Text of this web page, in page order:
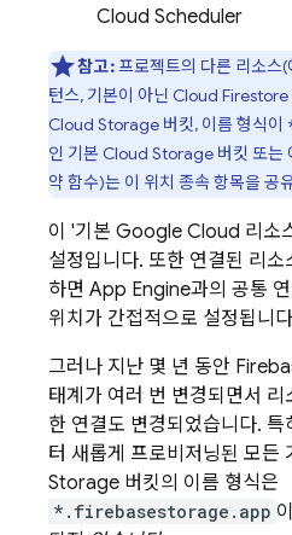
Cloud Scheduler
참고:프로젝트의 다른 리소스
턴스, 기본이 아닌 Cloud Firestore
Cloud Storage 버킷, 이름 형식이
인 기본 Cloud Storage 버킷 또는
약 함수)는 이 위치 종속 항목을 공
이 '기본 Google Cloud 리소
설정입니다. 또한 연결된 리
하면 App Engine과의 공통
위치가 간접적으로 설정됩니
그러나 지난 몇 년 동안
태계가 여러 번 변경되면서 리
한 연결도 변경되었습니다. 특
터 새롭게 프로비저닝된 모든
Storage 버킷의 이름 형식은
*.firebasestorage.app